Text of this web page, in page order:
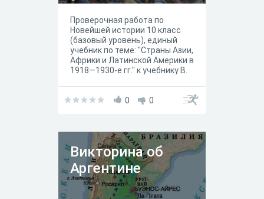
в тесте не сложные, но
требующие изучения темы.
Тестовое обобщение темы
поможет также
подготовиться к ЕГЭ. Желаю
ученикам и учителям успеха в
работе.
1930-е гг.
Проверочная работа по
Новейшей истории 10 класс
(базовый уровень), единый
учебник по теме: "Страны Азии,
Африки и Латинской Америки в
1918—1930-е гг." к учебнику В.
год.
0 0
Викторина об
Аргентине